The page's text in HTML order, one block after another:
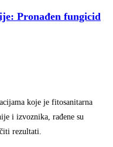
Pronađen fungicid
koje je fitosanitarna
i izvoznika, rađene su
rezultati.